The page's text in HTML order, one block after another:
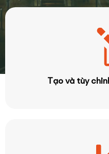
Tạo và tùy